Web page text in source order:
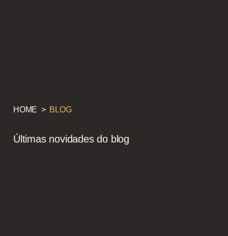
HOME > BLOG
Últimas novidades do blog